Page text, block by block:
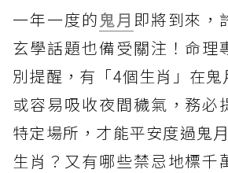
一年一度的 鬼月 即將到來，
玄學話題也備受關注！命理
別提醒，有「4個生肖」在
或容易吸收夜間穢氣，務必
特定場所，才能平安度過鬼
生肖？又有哪些禁忌地標千